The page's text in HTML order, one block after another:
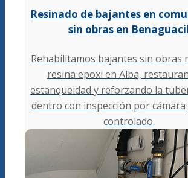
Resinado de bajantes en
sin obras en Benaguacil
Rehabilitamos bajantes sin obras
resina epoxi en Alba,
estanqueidad y reforzando la
dentro con inspección por cámara
controlado.